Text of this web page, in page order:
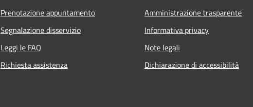
Prenotazione appuntamento
Segnalazione disservizio
Leggi le FAQ
Richiesta assistenza
Amministrazione trasparente
Informativa privacy
Note legali
Dichiarazione di accessibilità